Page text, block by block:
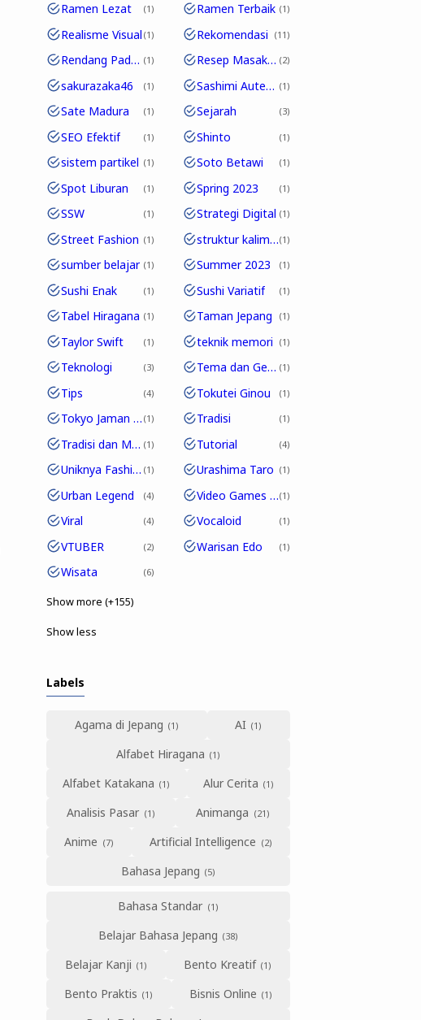
Ramen Lezat 1 Ramen Terbaik 1
Realisme Visual 1 Rekomendasi 11
Rendang Padang 1 Resep Masakan 2
sakurazaka46 1 Sashimi Autentik 1
Sate Madura 1 Sejarah 3
SEO Efektif 1 Shinto 1
sistem partikel 1 Soto Betawi 1
Spot Liburan 1 Spring 2023 1
SSW 1 Strategi Digital 1
Street Fashion 1 struktur kalimat 1
sumber belajar 1 Summer 2023 1
Sushi Enak 1 Sushi Variatif 1
Tabel Hiragana 1 Taman Jepang 1
Taylor Swift 1 teknik memori 1
Teknologi 3 Tema dan Genre 1
Tips 4 Tokutei Ginou 1
Tokyo Jaman Edo 1 Tradisi 1
Tradisi dan Modernitas 1 Tutorial 4
Uniknya Fashion Jepang 1 Urashima Taro 1
Urban Legend 4 Video Games Jepang 1
Viral 4 Vocaloid 1
VTUBER 2 Warisan Edo 1
Wisata 6
Show more (+155)
Show less
Labels
Agama di Jepang
AI
Alfabet Hiragana
Alfabet Katakana
Alur Cerita
Analisis Pasar
Animanga
Anime
Artificial Intelligence
Bahasa Jepang
Bahasa Standar
Belajar Bahasa Jepang
Belajar Kanji
Bento Kreatif
Bento Praktis
Bisnis Online